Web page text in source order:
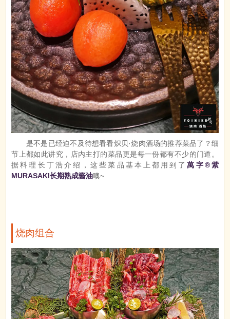
是不是已经迫不及待想看看炽贝·烧肉酒场的推荐菜品了？细
节上都如此讲究，店内主打的菜品更是每一份都有不少的门道。
据料理长丁浩介绍，这些菜品基本上都用到了萬字®紫
MURASAKI长期熟成酱油噢~
烧肉组合